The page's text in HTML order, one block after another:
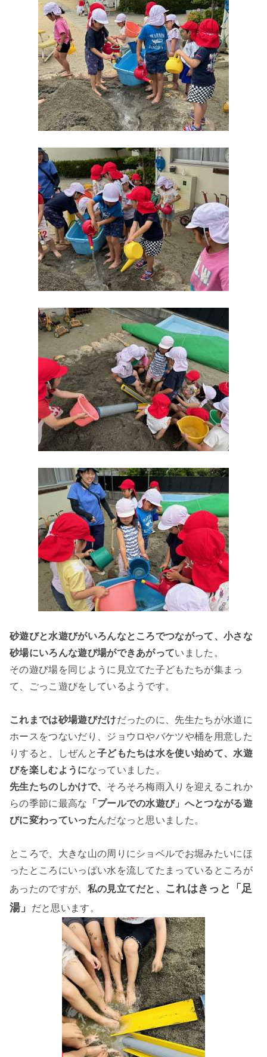
砂遊びと水遊びがいろんなところでつながって、小さな
砂場にいろんな遊び場ができあがっていました。
その遊び場を同じように見立てた子どもたちが集まっ
て、ごっこ遊びをしているようです。
これまでは砂場遊びだけだったのに、先生たちが水道に
ホースをつないだり、ジョウロやバケツや桶を用意した
りすると、しぜんと子どもたちは水を使い始めて、水遊
びを楽しむようになっていました。
先生たちのしかけで、 そろそろ梅雨入りを迎えるこれか
らの季節に最高な 「プールでの水遊び」へとつながる遊
びに変わっていったんだなっと思いました。
ところで、大きな山の周りにショベルでお堀みたいにほ
ったところにいっぱい水を流してたまっているところが
あったのですが、 私の見立てだと、
これはきっと「足
湯」
だと思います。